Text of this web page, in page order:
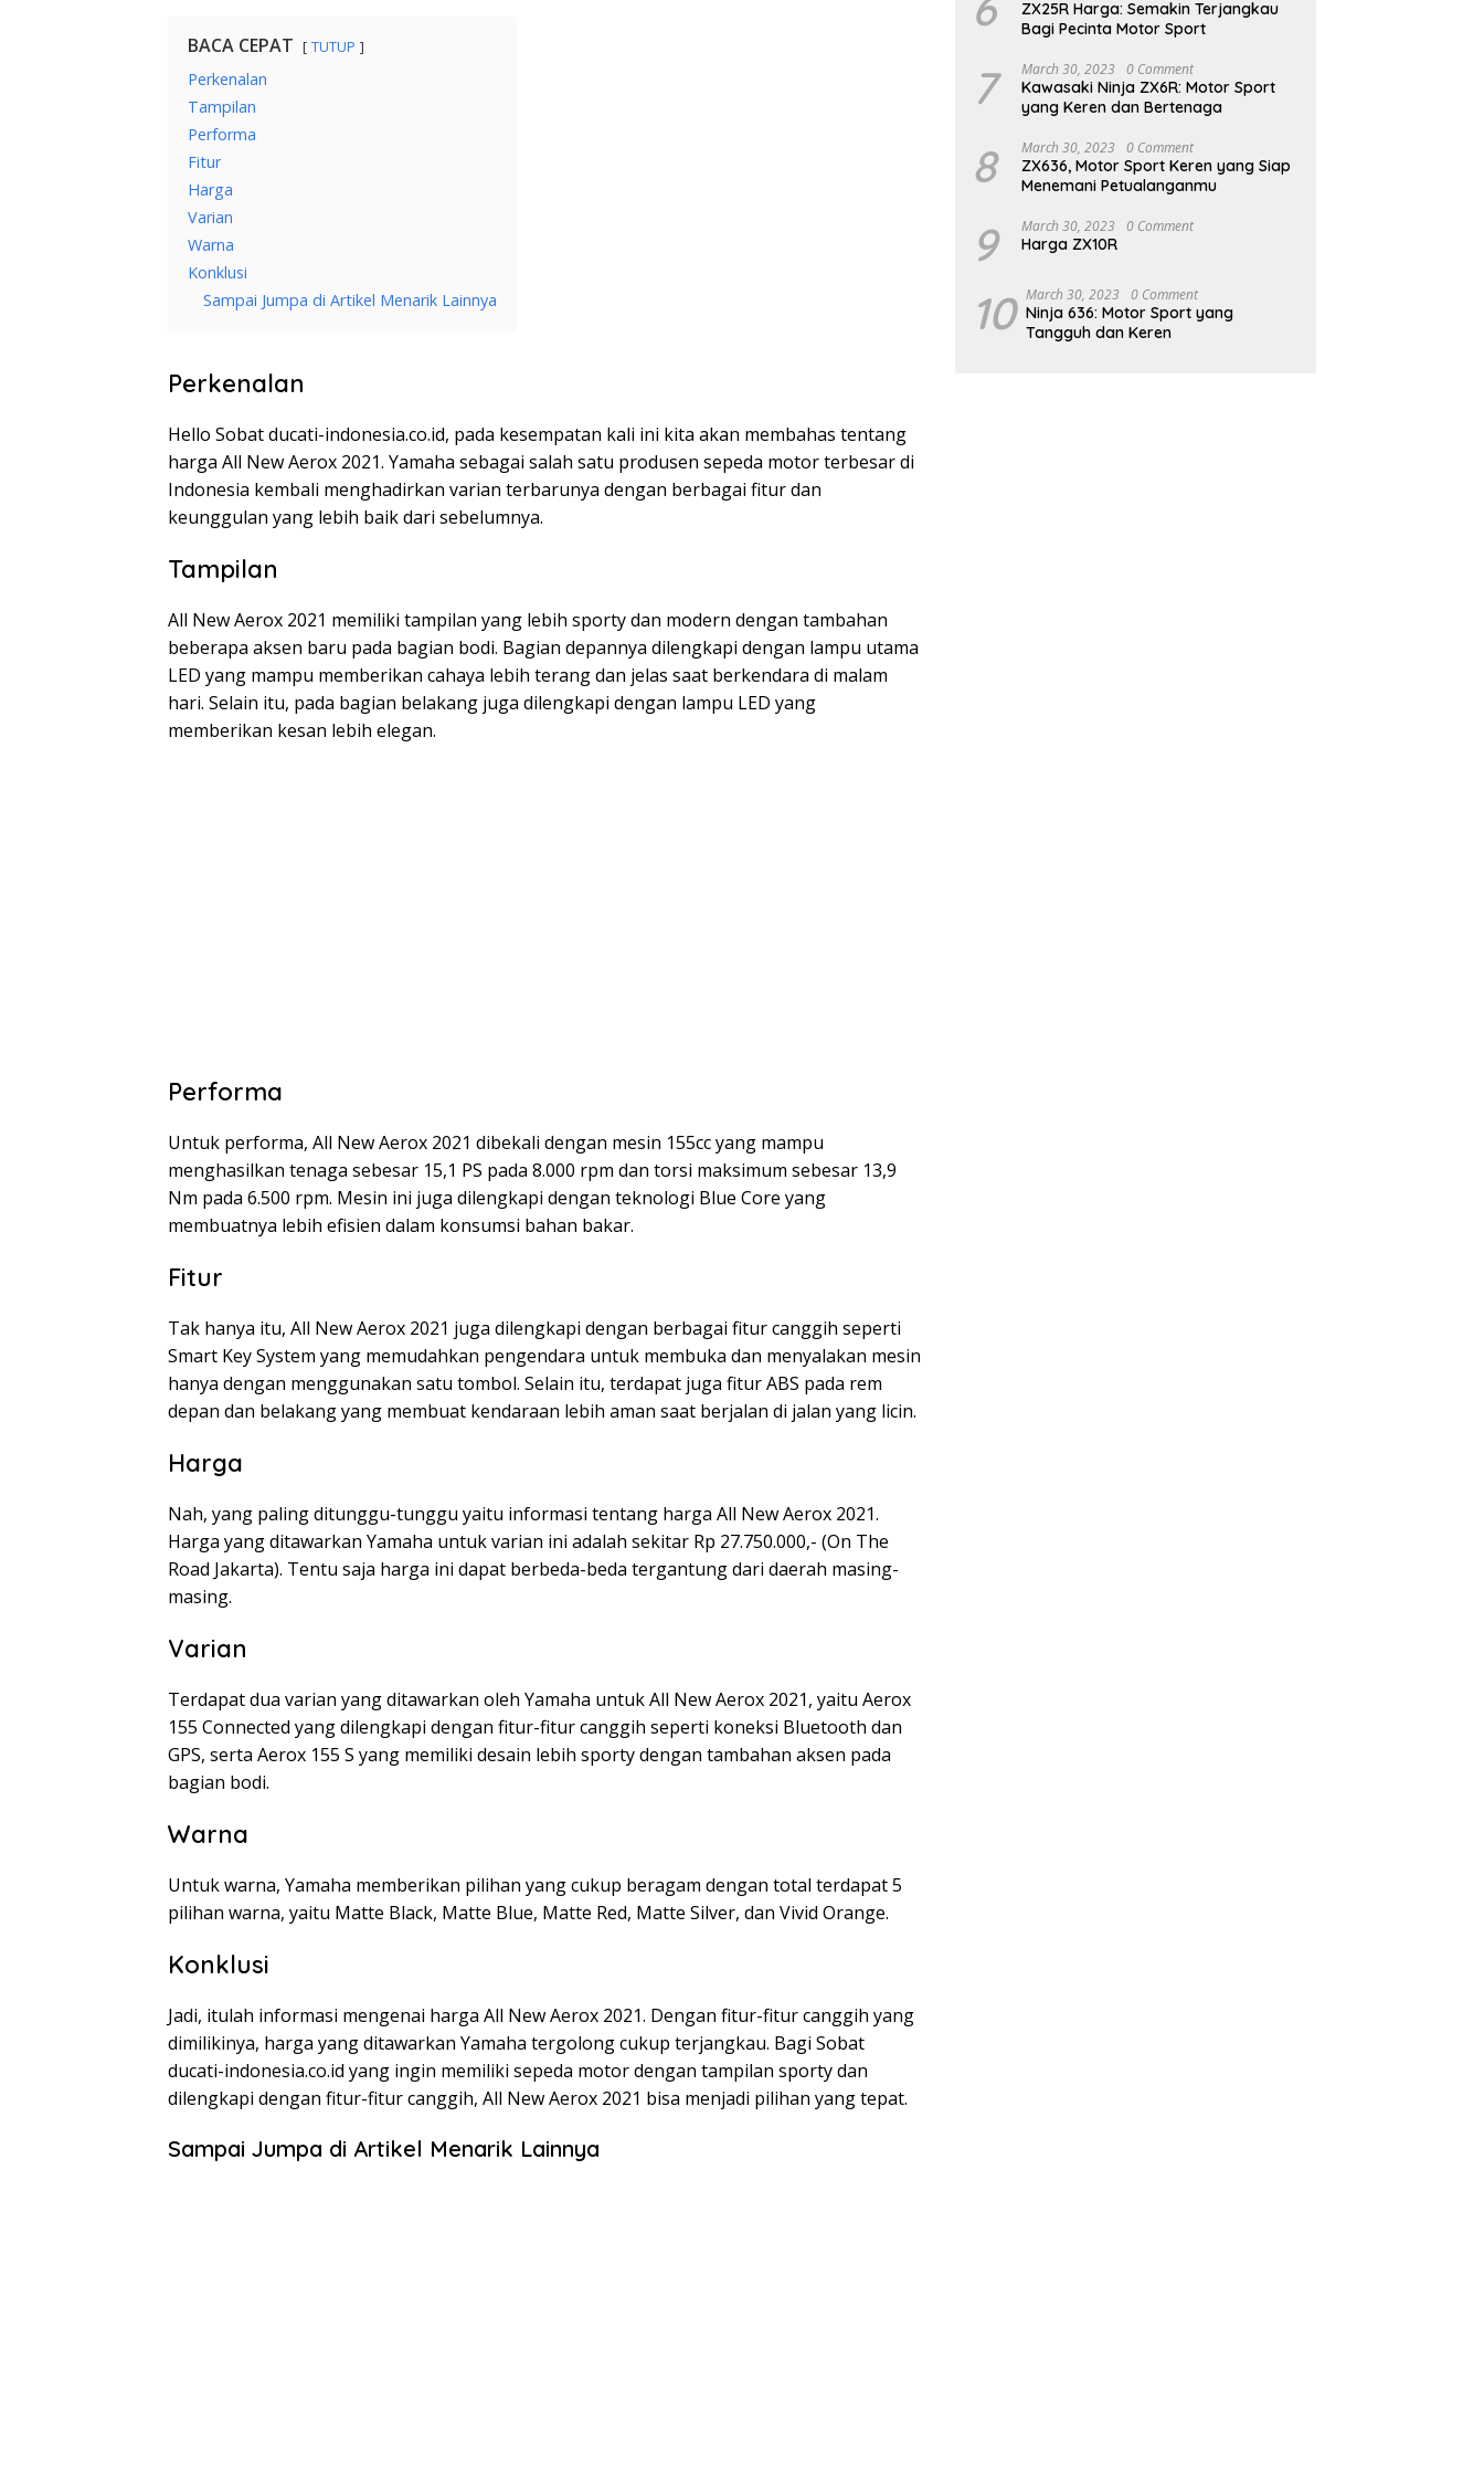
BACA CEPAT TUTUP
Perkenalan
Tampilan
Performa
Fitur
Harga
Varian
Warna
Konklusi
Sampai Jumpa di Artikel Menarik Lainnya
Perkenalan
Hello Sobat ducati-indonesia.co.id, pada kesempatan kali ini kita akan membahas tentang
harga All New Aerox 2021. Yamaha sebagai salah satu produsen sepeda motor terbesar di
Indonesia kembali menghadirkan varian terbarunya dengan berbagai fitur dan
keunggulan yang lebih baik dari sebelumnya.
Tampilan
All New Aerox 2021 memiliki tampilan yang lebih sporty dan modern dengan tambahan
beberapa aksen baru pada bagian bodi. Bagian depannya dilengkapi dengan lampu utama
LED yang mampu memberikan cahaya lebih terang dan jelas saat berkendara di malam
hari. Selain itu, pada bagian belakang juga dilengkapi dengan lampu LED yang
memberikan kesan lebih elegan.
Performa
Untuk performa, All New Aerox 2021 dibekali dengan mesin 155cc yang mampu
menghasilkan tenaga sebesar 15,1 PS pada 8.000 rpm dan torsi maksimum sebesar 13,9
Nm pada 6.500 rpm. Mesin ini juga dilengkapi dengan teknologi Blue Core yang
membuatnya lebih efisien dalam konsumsi bahan bakar.
Fitur
Tak hanya itu, All New Aerox 2021 juga dilengkapi dengan berbagai fitur canggih seperti
Smart Key System yang memudahkan pengendara untuk membuka dan menyalakan mesin
hanya dengan menggunakan satu tombol. Selain itu, terdapat juga fitur ABS pada rem
depan dan belakang yang membuat kendaraan lebih aman saat berjalan di jalan yang licin.
Harga
Nah, yang paling ditunggu-tunggu yaitu informasi tentang harga All New Aerox 2021.
Harga yang ditawarkan Yamaha untuk varian ini adalah sekitar Rp 27.750.000,- (On The
Road Jakarta). Tentu saja harga ini dapat berbeda-beda tergantung dari daerah masing-
masing.
Varian
Terdapat dua varian yang ditawarkan oleh Yamaha untuk All New Aerox 2021, yaitu Aerox
155 Connected yang dilengkapi dengan fitur-fitur canggih seperti koneksi Bluetooth dan
GPS, serta Aerox 155 S yang memiliki desain lebih sporty dengan tambahan aksen pada
bagian bodi.
Warna
Untuk warna, Yamaha memberikan pilihan yang cukup beragam dengan total terdapat 5
pilihan warna, yaitu Matte Black, Matte Blue, Matte Red, Matte Silver, dan Vivid Orange.
Konklusi
Jadi, itulah informasi mengenai harga All New Aerox 2021. Dengan fitur-fitur canggih yang
dimilikinya, harga yang ditawarkan Yamaha tergolong cukup terjangkau. Bagi Sobat
ducati-indonesia.co.id yang ingin memiliki sepeda motor dengan tampilan sporty dan
dilengkapi dengan fitur-fitur canggih, All New Aerox 2021 bisa menjadi pilihan yang tepat.
Sampai Jumpa di Artikel Menarik Lainnya
ZX25R Harga: Semakin Terjangkau
Bagi Pecinta Motor Sport
7 March 30, 2023 0 Comment
Kawasaki Ninja ZX6R: Motor Sport
yang Keren dan Bertenaga
8 March 30, 2023 0 Comment
ZX636, Motor Sport Keren yang Siap
Menemani Petualanganmu
9 March 30, 2023 0 Comment
Harga ZX10R
10 March 30, 2023 0 Comment
Ninja 636: Motor Sport yang
Tangguh dan Keren